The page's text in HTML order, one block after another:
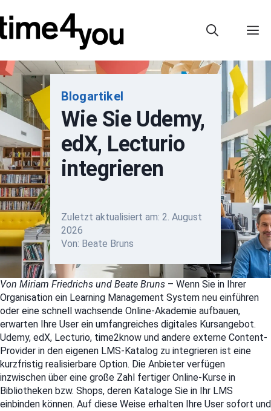
Inhalt
springen
Blogartikel
Wie Sie Udemy,
edX, Lecturio
integrieren
Zuletzt aktualisiert am: 2. August
2026
Von: Beate Bruns
Von Miriam Friedrichs und Beate Bruns – Wenn Sie in Ihrer
Organisation ein Learning Management System neu einführen
oder eine schnell wachsende Online-Akademie aufbauen,
erwarten Ihre User ein umfangreiches digitales Kursangebot.
Udemy, edX, Lecturio, time2know und andere externe Content-
Provider in den eigenen LMS-Katalog zu integrieren ist eine
kurzfristig realisierbare Option. Die Anbieter verfügen
inzwischen über eine große Zahl fertiger Online-Kurse in
Bibliotheken bzw. Shops, deren Kataloge Sie in Ihr LMS
einbinden können. Auf diese Weise erhalten Ihre User sofort und